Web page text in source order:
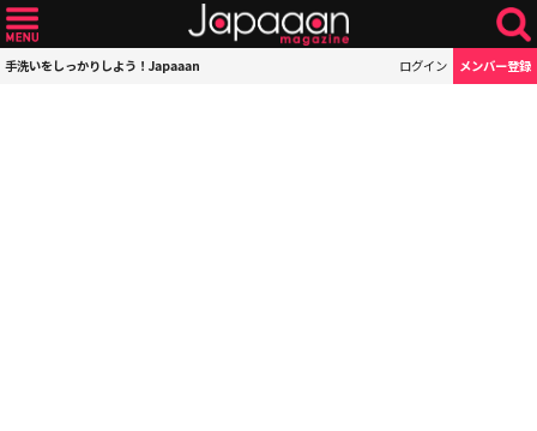
手洗いをしっかりしよう！Japaaan ログイン メンバー登録